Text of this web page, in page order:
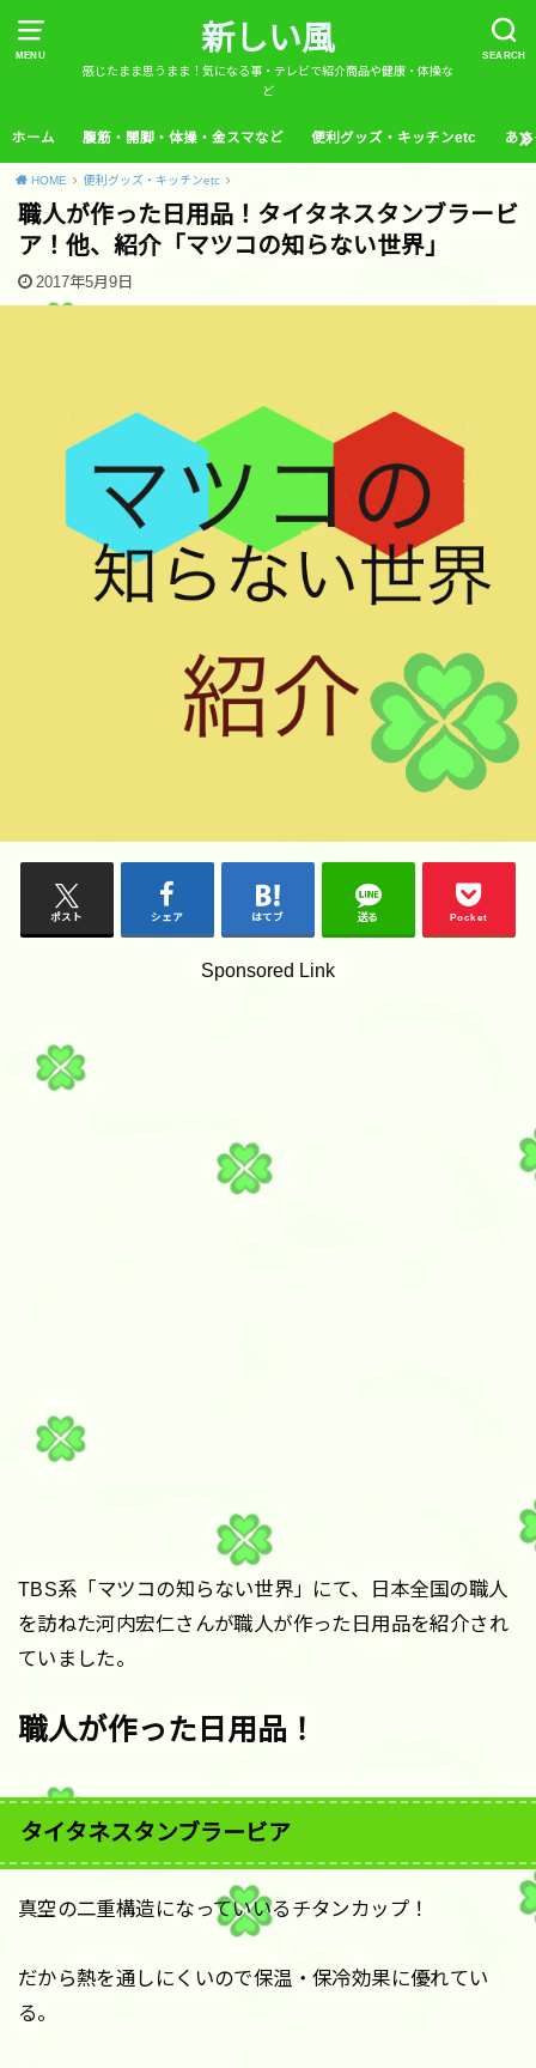
MENU SEARCH
新しい風
感じたまま思うまま！気になる事・テレビで紹介商品や健康・体操な
ど
ホーム 腹筋・開脚・体操・金スマなど 便利グッズ・キッチンetc あ
HOME 便利グッズ・キッチンetc
職人が作った日用品！タイタネスタンブラービ
ア！他、紹介「マツコの知らない世界」
2017年5月9日
ポスト シェア はてブ 送る Pocket
Sponsored Link
TBS系「マツコの知らない世界」にて、日本全国の職人
を訪ねた河内宏仁さんが職人が作った日用品を紹介され
ていました。
職人が作った日用品！
タイタネスタンブラービア
真空の二重構造になっていいるチタンカップ！
だから熱を通しにくいので保温・保冷効果に優れてい
る。